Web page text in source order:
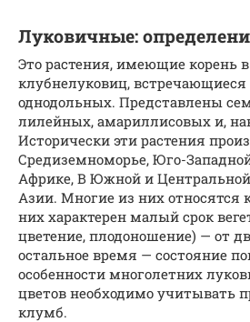
Луковичные:
Это растения, имеющие корень
клубнелуковиц, встречающиеся
однодольных. Представлены
лилейных, амариллисовых и,
Исторически эти растения
Средиземноморье, Юго-
Африке, В Южной и
Азии. Многие из них относятся
них характерен малый срок
цветение, плодоношение) — от
остальное время — состояние
особенности многолетних
цветов необходимо учитывать
клумб.